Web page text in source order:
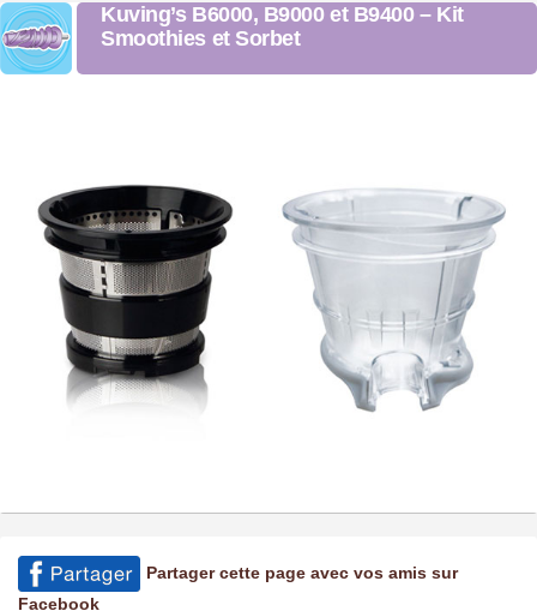
Kuving’s B6000, B9000 et B9400 – Kit
Smoothies et Sorbet
Partager cette page avec vos amis sur
Facebook